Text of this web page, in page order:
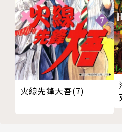
火線先鋒大吾(7)